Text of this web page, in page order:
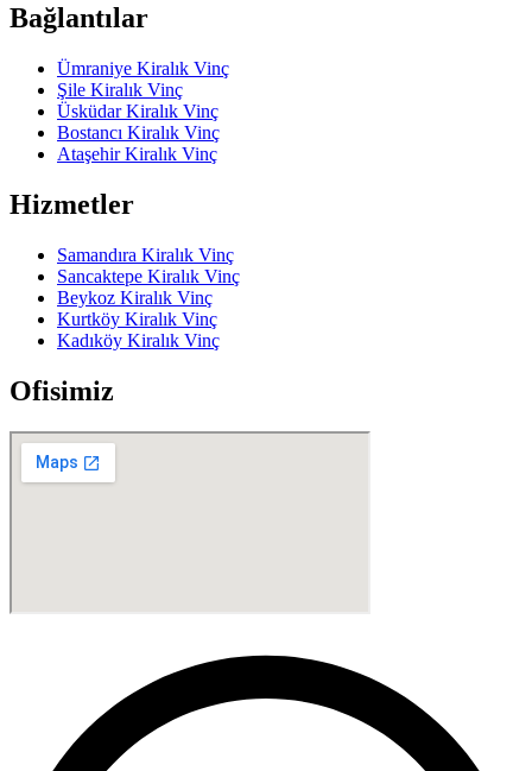
Bağlantılar
Ümraniye Kiralık Vinç
Şile Kiralık Vinç
Üsküdar Kiralık Vinç
Bostancı Kiralık Vinç
Ataşehir Kiralık Vinç
Hizmetler
Samandıra Kiralık Vinç
Sancaktepe Kiralık Vinç
Beykoz Kiralık Vinç
Kurtköy Kiralık Vinç
Kadıköy Kiralık Vinç
Ofisimiz